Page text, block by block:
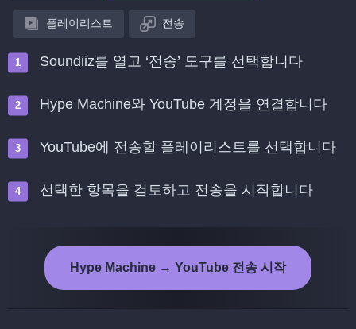
플레이리스트 전송
Soundiiz를 열고 ‘전송’ 도구를 선택합니다
Hype Machine와 YouTube 계정을 연결합니다
YouTube에 전송할 플레이리스트를 선택합니다
선택한 항목을 검토하고 전송을 시작합니다
Hype Machine → YouTube 전송 시작